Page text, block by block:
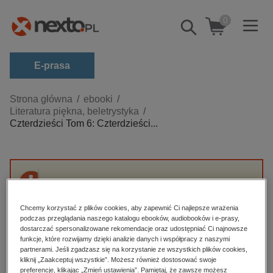
Pokaż/schowaj
wyszukiwarkę
0
E-prasa
Kategorie
Zobacz wszystkie E-prasa
biznesowe, branżowe, gospodarka
darmowe wydania
edukacja
hobby, sport, rozrywka
komputery, internet, technologie, informatyka
Strona główna
ebooki
Literatura piękna, beletrystyka
Czterdzieści Tom 6: Czterdzieści...
High-contrast mode
Polecane
Chcemy korzystać z plików cookies, aby zapewnić Ci najlepsze wrażenia
podczas przeglądania naszego katalogu ebooków, audiobooków i e-prasy,
dostarczać spersonalizowane rekomendacje oraz udostępniać Ci najnowsze
funkcje, które rozwijamy dzięki analizie danych i współpracy z naszymi
partnerami. Jeśli zgadzasz się na korzystanie ze wszystkich plików cookies,
kliknij „Zaakceptuj wszystkie”. Możesz również dostosować swoje
preferencje, klikając „Zmień ustawienia”. Pamiętaj, że zawsze możesz